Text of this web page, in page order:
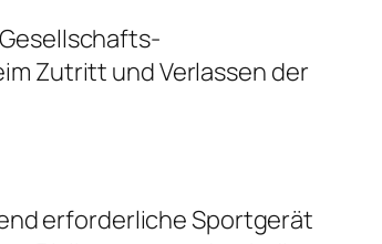
Zutritt und Verlassen der
erforderliche Sportgerät